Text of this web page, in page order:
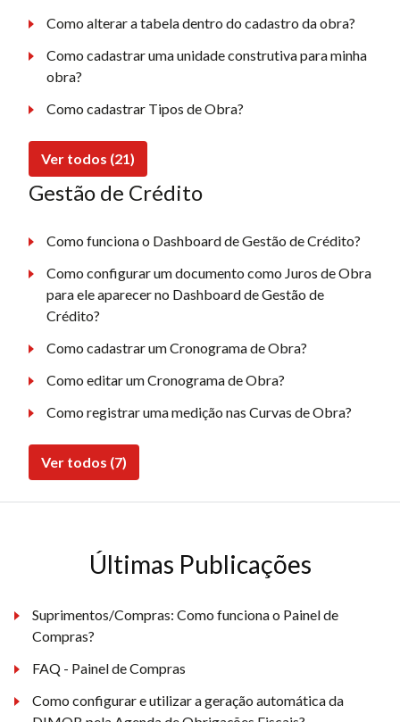
Como alterar a tabela dentro do cadastro da obra?
Como cadastrar uma unidade construtiva para minha
obra?
Como cadastrar Tipos de Obra?
Ver todos (21)
Gestão de Crédito
Como funciona o Dashboard de Gestão de Crédito?
Como configurar um documento como Juros de Obra
para ele aparecer no Dashboard de Gestão de
Crédito?
Como cadastrar um Cronograma de Obra?
Como editar um Cronograma de Obra?
Como registrar uma medição nas Curvas de Obra?
Ver todos (7)
Últimas Publicações
Suprimentos/Compras: Como funciona o Painel de
Compras?
FAQ - Painel de Compras
Como configurar e utilizar a geração automática da